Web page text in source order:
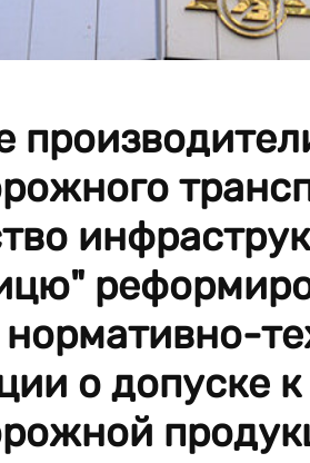
о допуске